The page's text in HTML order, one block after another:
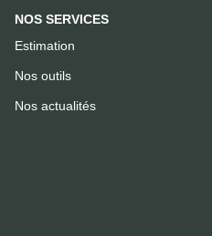
NOS SERVICES
Estimation
Nos outils
Nos actualités